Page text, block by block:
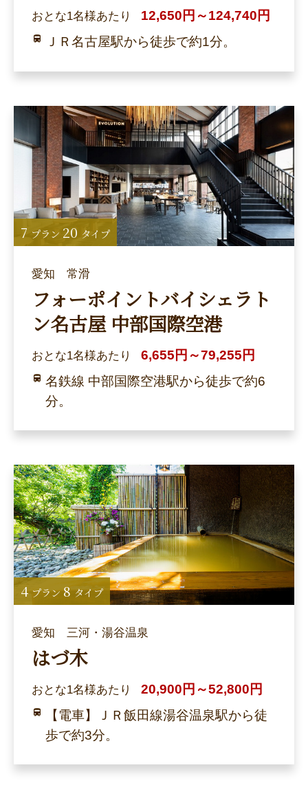
おとな1名様あたり
12,650円～124,740円
ＪＲ名古屋駅から徒歩で約1分。
愛知 常滑
フォーポイントバイシェラト
ン名古屋 中部国際空港
おとな1名様あたり
6,655円～79,255円
名鉄線 中部国際空港駅から徒歩で約6
分。
7 プラン 20 タイプ
愛知 三河・湯谷温泉
はづ木
おとな1名様あたり
20,900円～52,800円
【電車】ＪＲ飯田線湯谷温泉駅から徒
歩で約3分。
4 プラン 8タイプ